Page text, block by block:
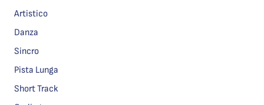
Artistico
Danza
Sincro
Pista Lunga
Short Track